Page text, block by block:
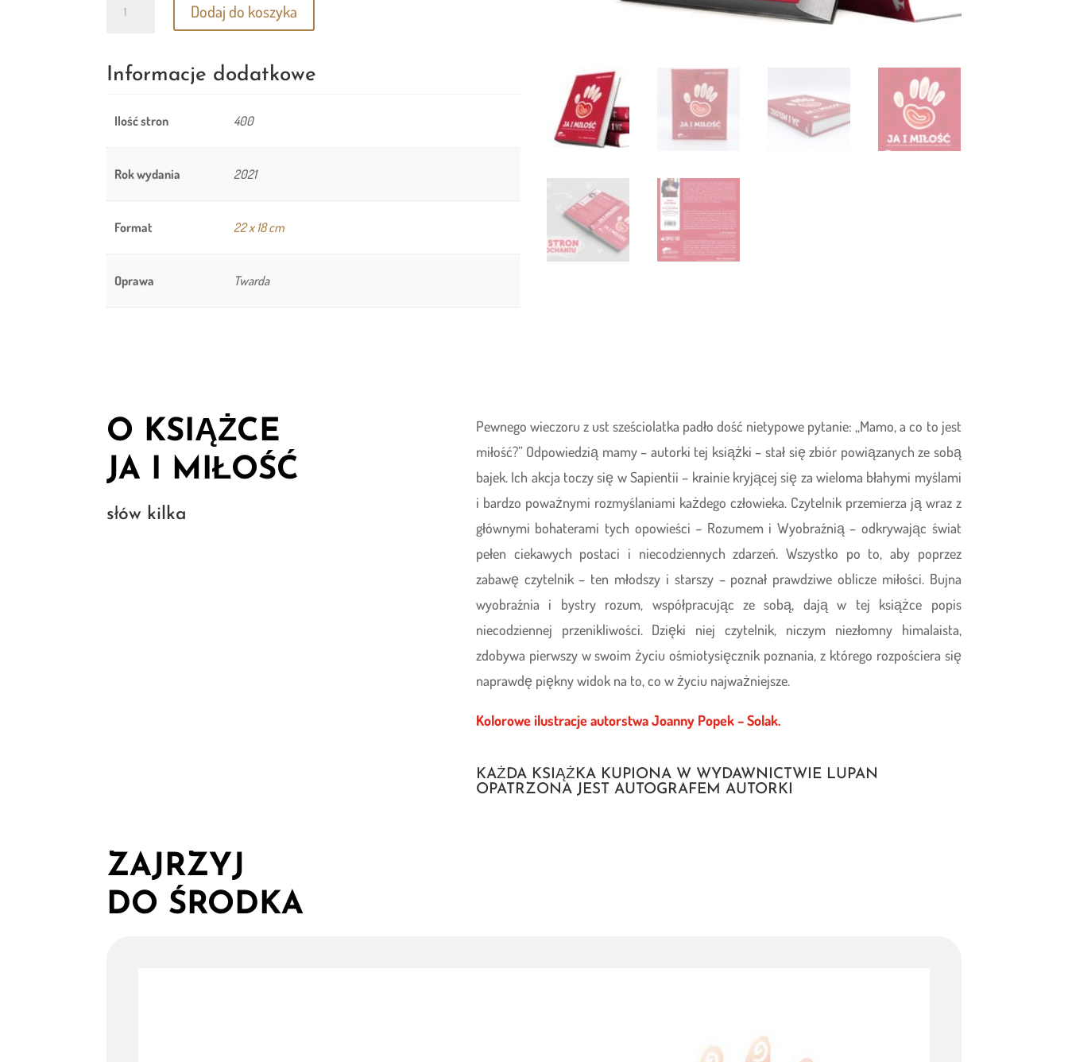
Miłość
Dodaj do koszyka
Informacje dodatkowe
Ilość stron 400
Rok wydania 2021
Format 22 x 18 cm
Oprawa Twarda
O KSIĄŻCE
JA I MIŁOŚĆ
słów kilka
Pewnego wieczoru z ust sześciolatka padło dość nietypowe pytanie: „Mamo, a co to jest
miłość?” Odpowiedzią mamy – autorki tej książki – stał się zbiór powiązanych ze sobą
bajek. Ich akcja toczy się w Sapientii – krainie kryjącej się za wieloma błahymi myślami
i bardzo poważnymi rozmyślaniami każdego człowieka. Czytelnik przemierza ją wraz z
głównymi bohaterami tych opowieści – Rozumem i Wyobraźnią – odkrywając świat
pełen ciekawych postaci i niecodziennych zdarzeń. Wszystko po to, aby poprzez
zabawę czytelnik – ten młodszy i starszy – poznał prawdziwe oblicze miłości. Bujna
wyobraźnia i bystry rozum, współpracując ze sobą, dają w tej książce popis
niecodziennej przenikliwości. Dzięki niej czytelnik, niczym niezłomny himalaista,
zdobywa pierwszy w swoim życiu ośmiotysięcznik poznania, z którego rozpościera się
naprawdę piękny widok na to, co w życiu najważniejsze.
Kolorowe ilustracje autorstwa Joanny Popek – Solak.
KAŻDA KSIĄŻKA KUPIONA W WYDAWNICTWIE LUPAN
OPATRZONA JEST AUTOGRAFEM AUTORKI
ZAJRZYJ
DO ŚRODKA